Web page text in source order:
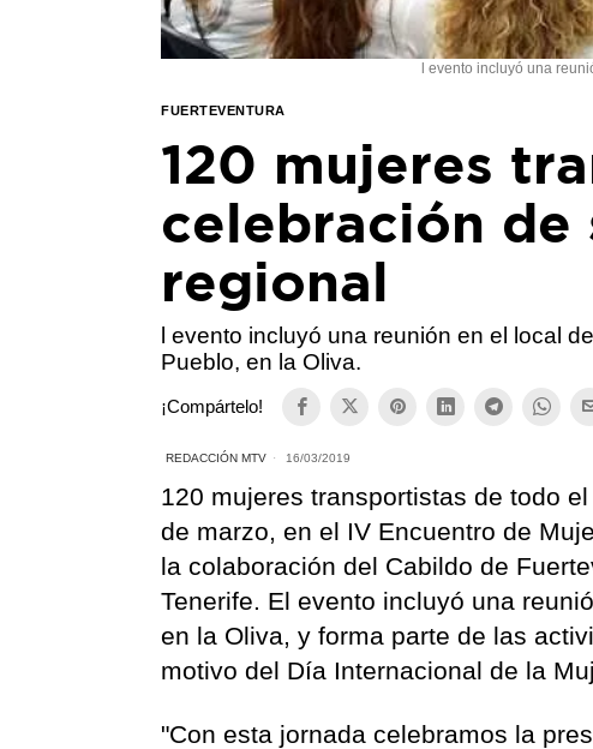
l evento incluyó una
FUERTEVENTURA
120 mujeres
celebración de
regional
l evento incluyó una reunión en el local
Pueblo, en la Oliva.
¡Compártelo!
REDACCIÓN MTV 16/03/2019
120 mujeres transportistas de todo
de marzo, en el IV Encuentro de
la colaboración del Cabildo de
Tenerife. El evento incluyó una
en la Oliva, y forma parte de las
motivo del Día Internacional de la
"Con esta jornada celebramos la